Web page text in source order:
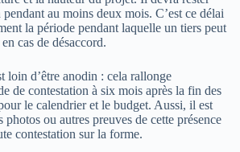
au moins deux mois. C’est ce délai
la période pendant laquelle un tiers peut
cas de désaccord.
loin d’être anodin : cela rallonge
de contestation à six mois après la fin des
le calendrier et le budget. Aussi, il est
ou autres preuves de cette présence
contestation sur la forme.